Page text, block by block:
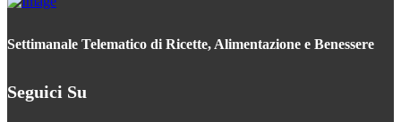
Settimanale Telematico di Ricette, Alimentazione e Benessere
Seguici Su